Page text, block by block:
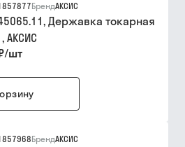
БрендАКСИС
Державка токарная
АКСИС
/шт
БрендАКСИС